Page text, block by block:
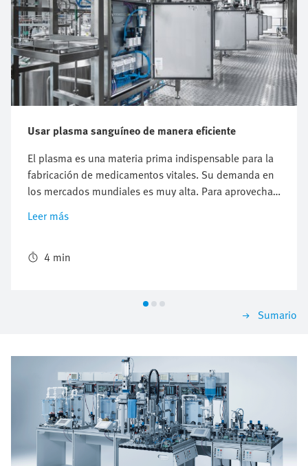
Usar plasma sanguíneo de manera eficiente
El plasma es una materia prima indispensable para la
fabricación de medicamentos vitales. Su demanda en
los mercados mundiales es muy alta. Para aprovechar
mejor este valioso producto, Biotest AG ha
desarrollado una nueva planta de fraccionamiento de
posible obtener cinco productos en lugar de tres como
Leer más
4 min
Sumario